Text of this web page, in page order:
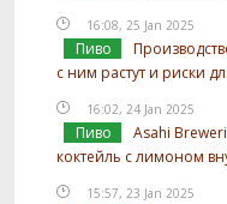
16:08, 25 Jan 2025
Пиво
с ним растут и риски
16:02, 24 Jan 2025
Пиво
Asahi
коктейль с лимоном
15:57, 23 Jan 2025